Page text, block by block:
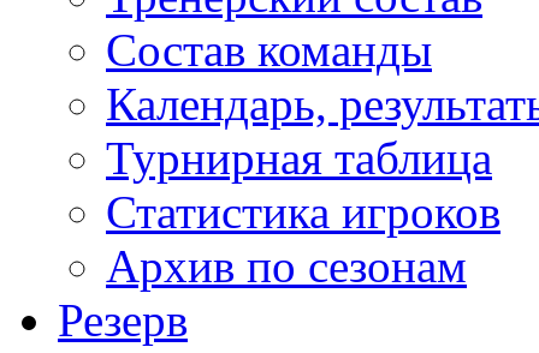
Состав команды
Календарь,
Турнирная таблица
Статистика игроков
Архив по сезонам
Резерв